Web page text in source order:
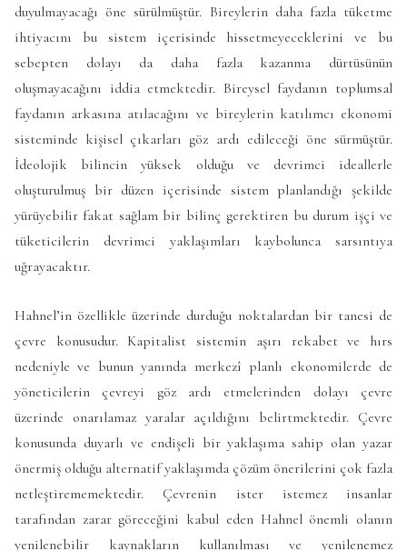
duyulmayacağı öne sürülmüştür. Bireylerin daha fazla tüketme
ihtiyacını bu sistem içerisinde hissetmeyeceklerini ve bu
sebepten dolayı da daha fazla kazanma dürtüsünün
oluşmayacağını iddia etmektedir. Bireysel faydanın toplumsal
faydanın arkasına atılacağını ve bireylerin katılımcı ekonomi
sisteminde kişisel çıkarları göz ardı edileceği öne sürmüştür.
İdeolojik bilincin yüksek olduğu ve devrimci ideallerle
oluşturulmuş bir düzen içerisinde sistem planlandığı şekilde
yürüyebilir fakat sağlam bir bilinç gerektiren bu durum işçi ve
tüketicilerin devrimci yaklaşımları kaybolunca sarsıntıya
uğrayacaktır.
Hahnel’in özellikle üzerinde durduğu noktalardan bir tanesi de
çevre konusudur. Kapitalist sistemin aşırı rekabet ve hırs
nedeniyle ve bunun yanında merkezî planlı ekonomilerde de
yöneticilerin çevreyi göz ardı etmelerinden dolayı çevre
üzerinde onarılamaz yaralar açıldığını belirtmektedir. Çevre
konusunda duyarlı ve endişeli bir yaklaşıma sahip olan yazar
önermiş olduğu alternatif yaklaşımda çözüm önerilerini çok fazla
netleştirememektedir. Çevrenin ister istemez insanlar
tarafından zarar göreceğini kabul eden Hahnel önemli olanın
yenilenebilir kaynakların kullanılması ve yenilenemez